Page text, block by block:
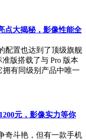
点大揭秘，影像性能全
配置也达到了顶级旗舰
版搭载了与 Pro 版本
拥有同级别产品中唯一
元，影像实力等你
奇斗艳，但有一款手机